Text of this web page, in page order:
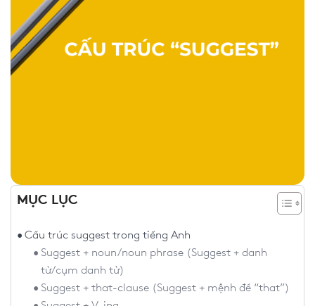
MỤC LỤC
Cấu trúc suggest trong tiếng Anh
Suggest + noun/noun phrase (Suggest + danh
từ/cụm danh từ)
Suggest + that-clause (Suggest + mệnh đề “that”)